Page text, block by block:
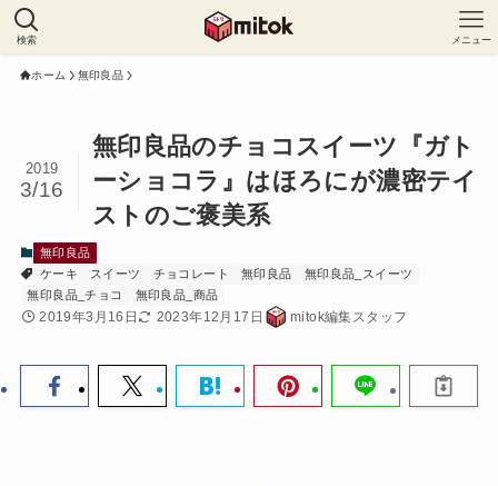
検索 メニュー
ホーム 無印良品
無印良品のチョコスイーツ『ガト
ーショコラ』はほろにが濃密テイ
ストのご褒美系
2019
3/16
無印良品
ケーキ
スイーツ チョコレート 無印良品
無印良品_スイーツ
無印良品_チョコ
無印良品_商品
2019年3月16日 2023年12月17日 mitok編集スタッフ